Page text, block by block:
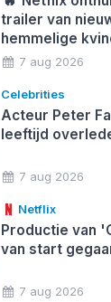
trailer van
hemmelige
7 aug 2026
Celebrities
Acteur Peter
leeftijd
7 aug 2026
Netflix
Productie van
van start
7 aug 2026